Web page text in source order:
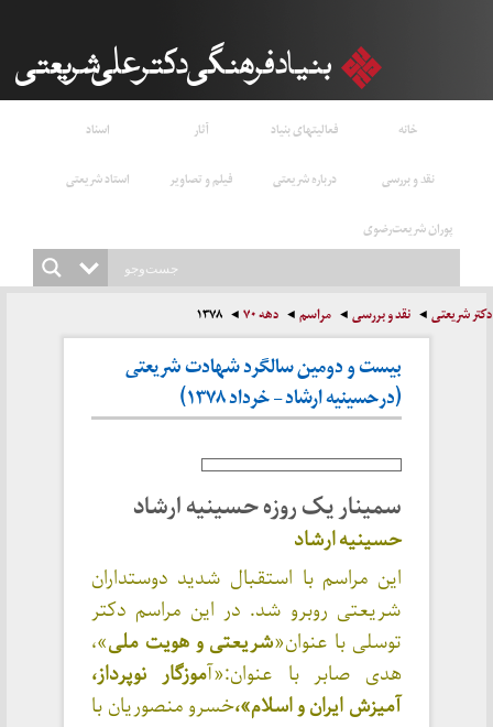
خانه فعالیتهای بنیاد آثار
اسناد
نقد و بررسی
درباره شریعتی فیلم و تصاویر
استاد شریعتی
پوران شریعت‌رضوی
دکتر شریعتی نقد و بررسی مراسم دهه ۷۰ ۱۳۷۸
بیست و دومین سالگرد شهادت شریعتی
(درحسینیه ارشاد – خرداد ۱۳۷۸)
سمینار یک روزه حسینیه ارشاد
حسینیه ارشاد
این مراسم با استقبال شدید دوستداران
شریعتی روبرو شد. در این مراسم دکتر
توسلی با عنوان«شریعتی و هویت ملی»،
هدی صابر با عنوان:«آموزگار نوپرداز،
آمیزش ایران و اسلام»،خسرو منصوریان با